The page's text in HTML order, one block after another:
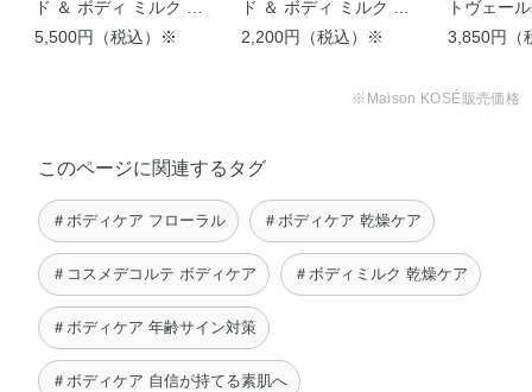
オレイルアルコール、オレイン酸エチル、オレイン酸フィ
トステリル、キサンタンガム、グリセリン脂肪酸エステ
ル、コハク酸、コハク酸二ナトリウム、コレステロール、
セスキオレイン酸ソルビタン、トリイソステアリン酸ジグ
リセリル、ヒマワリリン脂質、ピロ亜硫酸ナトリウム、ベ
ヘニルアルコール、マカデミアナッツ油脂肪酸フィトステ
リル、モノオレイン酸ソルビタン、モノオレイン酸ポリオ
キシエチレンソルビタン（20E．O．）、モノステアリン
ド ＆ ボディ ミルク ＜
250mL＞
5,500円（税込）※
ド ＆ ボディ ミルク ＜
50mL＞
2,200円（税込）※
トヴェー
ダー ＵＶ
3,850円（
※Maison KOSÉ販売価格
このページに関連するタグ
＃ボディケア フローラル ＃ボディケア 乾燥ケア
＃コスメデコルテ ボディケア ＃ボディミルク 乾燥ケア
＃ボディケア 年齢サイン対策
＃ボディケア 自信が持てる素肌へ